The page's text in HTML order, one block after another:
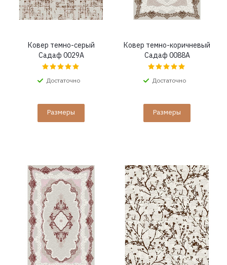
Ковер темно-серый
Садаф 0029A
Достаточно
Размеры
Ковер темно-коричневый
Садаф 0088A
Достаточно
Размеры